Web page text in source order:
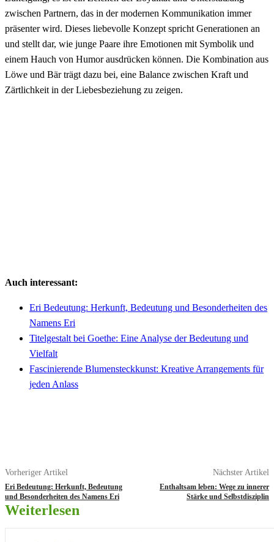
zwischen Partnern, das in der modernen Kommunikation immer
präsenter wird. Dieses liebevolle Konzept spricht Generationen an
und stellt dar, wie junge Paare ihre Emotionen mit Symbolik und
einem Hauch von Humor ausdrücken können. Die Kombination aus
Löwe und Bär trägt dazu bei, eine Balance zwischen Kraft und
Zärtlichkeit in der Liebesbeziehung zu zeigen.
Auch interessant:
Eri Bedeutung: Herkunft, Bedeutung und Besonderheiten des
Namens Eri
Titelgestalt bei Goethe: Eine Analyse der Bedeutung und
Vielfalt
Fascinierende Blumensteckkunst: Kreative Arrangements für
jeden Anlass
Vorheriger Artikel
Eri Bedeutung: Herkunft, Bedeutung
und Besonderheiten des Namens Eri
Nächster Artikel
Enthaltsam leben: Wege zu innerer
Stärke und Selbstdisziplin
Weiterlesen